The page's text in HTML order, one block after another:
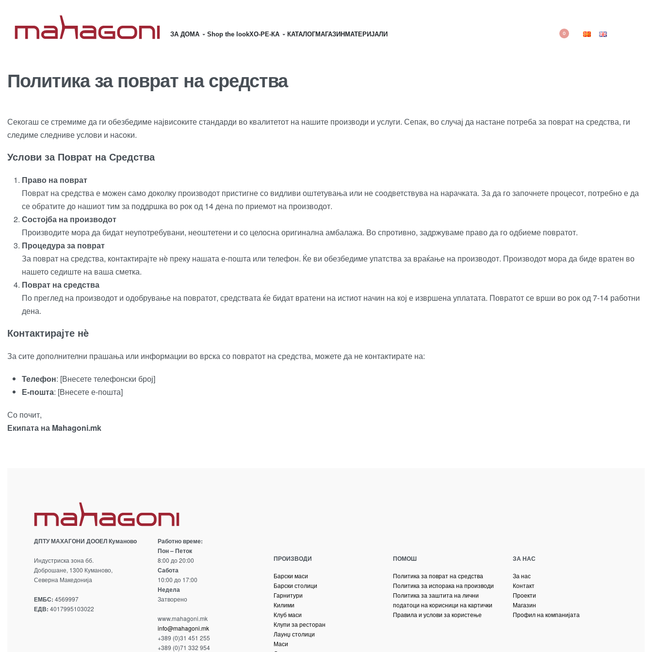
ЗА ДОМА Shop the lookХО-РЕ-КА КАТАЛОГМАГАЗИН MATЕРИЈАЛИ 0
Политика за поврат на средства
Секогаш се стремиме да ги обезбедиме највисоките стандарди во квалитетот на нашите производи и услуги. Сепак, во случај да настане потреба за поврат на средства, ги
следиме следниве услови и насоки.
Услови за Поврат на Средства
Право на поврат
Поврат на средства е можен само доколку производот пристигне со видливи оштетувања или не соодветствува на нарачката. За да го започнете процесот, потребно е да
се обратите до нашиот тим за поддршка во рок од 14 дена по приемот на производот.
Состојба на производот
Производите мора да бидат неупотребувани, неоштетени и со целосна оригинална амбалажа. Во спротивно, задржуваме право да го одбиеме повратот.
Процедура за поврат
За поврат на средства, контактирајте нè преку нашата е-пошта или телефон. Ќе ви обезбедиме упатства за враќање на производот. Производот мора да биде вратен во
нашето седиште на ваша сметка.
Поврат на средства
По преглед на производот и одобрување на повратот, средствата ќе бидат вратени на истиот начин на кој е извршена уплатата. Повратот се врши во рок од 7-14 работни
дена.
Контактирајте нè
За сите дополнителни прашања или информации во врска со повратот на средства, можете да не контактирате на:
Телефон: [Внесете телефонски број]
Е-пошта: [Внесете е-пошта]
Со почит,
Екипата на Mahagoni.mk
ДПТУ МАХАГОНИ ДООЕЛ Кумановo
Индустриска зона бб.
Доброшане, 1300 Куманово,
Северна Македонија
ЕМБС: 4569997
ЕДВ: 4017995103022
Работно време:
Пон – Петок
8:00 до 20:00
Сабота
10:00 до 17:00
Недела
Затворено
www.mahagoni.mk
info@mahagoni.mk
+389 (0)31 451 255
+389 (0)71 332 954
ПРОИЗВОДИ
Барски маси
Барски столици
Гарнитури
Килими
Клуб маси
Клупи за ресторан
Лаунџ столици
Маси
ПОМОШ
Политика за поврат на средства
Политика за испорака на производи
Политика за заштита на лични
податоци на корисници на картички
Правила и услови за користење
ЗА НАС
За нас
Контакт
Проекти
Магазин
Профил на компанијата